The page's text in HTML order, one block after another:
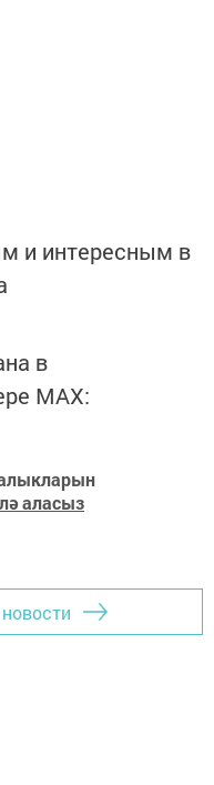
и интересным в
в
MАХ:
аласыз